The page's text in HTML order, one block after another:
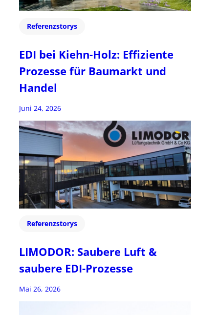
Referenzstorys
EDI bei Kiehn-Holz: Effiziente
Prozesse für Baumarkt und
Handel
Juni 24, 2026
Referenzstorys
LIMODOR: Saubere Luft &
saubere EDI-Prozesse
Mai 26, 2026